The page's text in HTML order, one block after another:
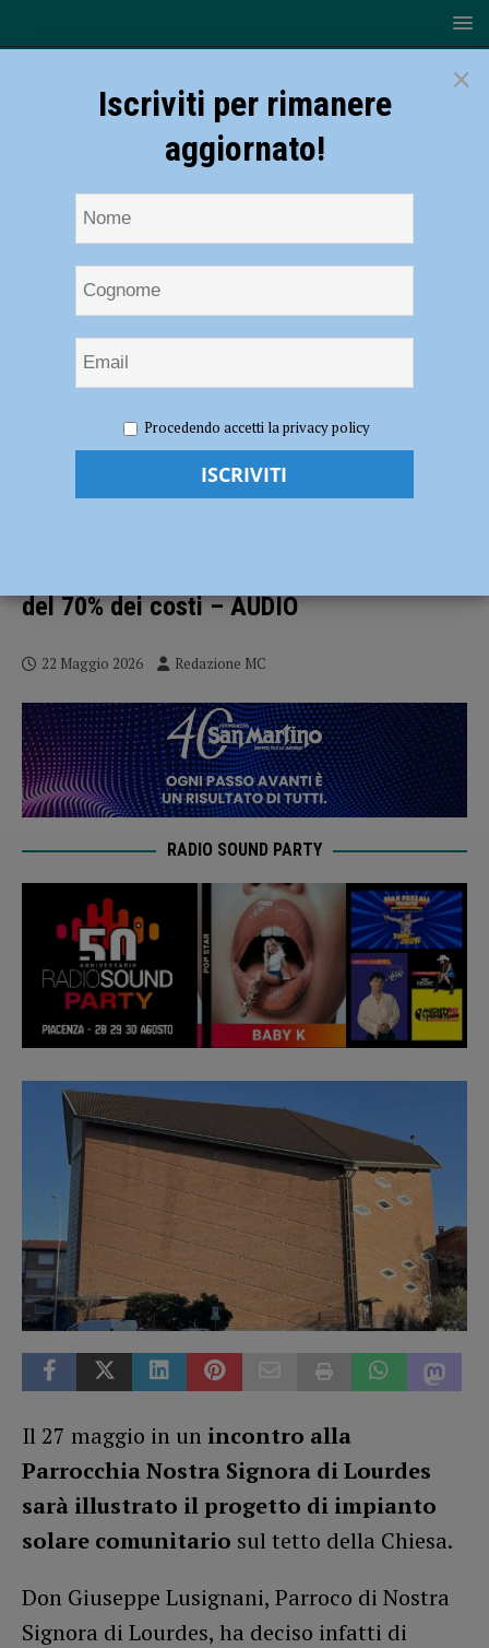
Nostra Signora di Lourdes, il 27 maggio presentazione del progetto di
impianto solare comunitario: riduzione del 70% dei costi – AUDIO
Parrocchia Nostra Signora di Lourdes, il
del 70% dei costi – AUDIO
22 Maggio 2026 Redazione MC
RADIO SOUND PARTY
Il 27 maggio in un incontro alla
Parrocchia Nostra Signora di Lourdes
sarà illustrato il progetto di impianto
solare comunitario sul tetto della Chiesa.
Don Giuseppe Lusignani, Parroco di Nostra
Signora di Lourdes, ha deciso infatti di
×
Iscriviti per rimanere
aggiornato!
Procedendo accetti la privacy policy